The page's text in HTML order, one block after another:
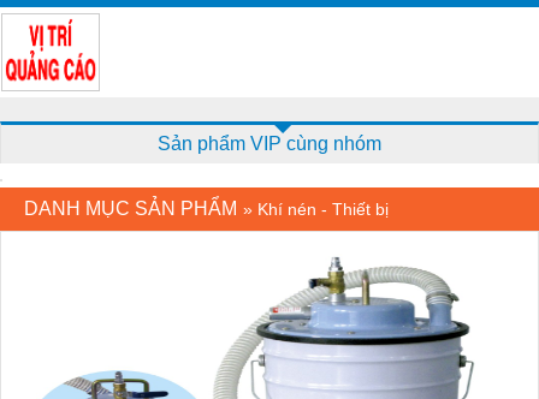
Sản phẩm VIP cùng nhóm
DANH MỤC SẢN PHẨM » Khí nén - Thiết bị